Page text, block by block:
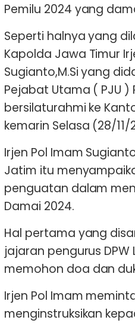
Pemilu 2024 yang
Seperti halnya yang
Kapolda Jawa Timur
Sugianto,M.Si yang
Pejabat Utama ( PJU )
bersilaturahmi ke
kemarin Selasa (28/11/
Irjen Pol Imam
Jatim itu
penguatan dalam
Damai 2024.
Hal pertama yang
jajaran pengurus DPW
memohon doa dan
Irjen Pol Imam
menginstruksikan